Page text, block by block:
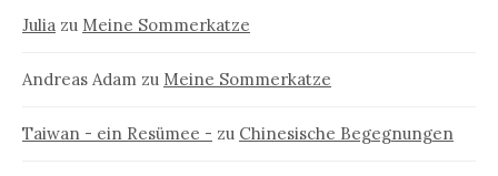
Julia zu Meine Sommerkatze
Andreas Adam zu Meine Sommerkatze
Taiwan - ein Resümee - zu Chinesische Begegnungen